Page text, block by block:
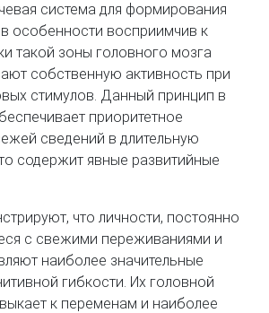
система для формирования
особенности восприимчив к
такой зоны головного мозга
собственную активность при
стимулов. Данный принцип в
приоритетное
сведений в длительную
содержит явные развитийные
что личности, постоянно
с свежими переживаниями и
наиболее значительные
гибкости. Их головной
к переменам и наиболее